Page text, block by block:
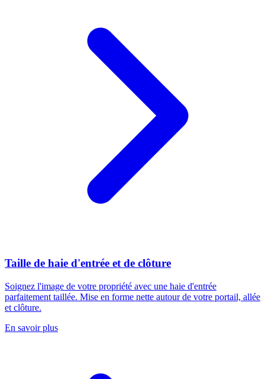
Taille de haie d'entrée et de clôture
Soignez l'image de votre propriété avec une haie d'entrée
parfaitement taillée. Mise en forme nette autour de votre portail, allée
et clôture.
En savoir plus